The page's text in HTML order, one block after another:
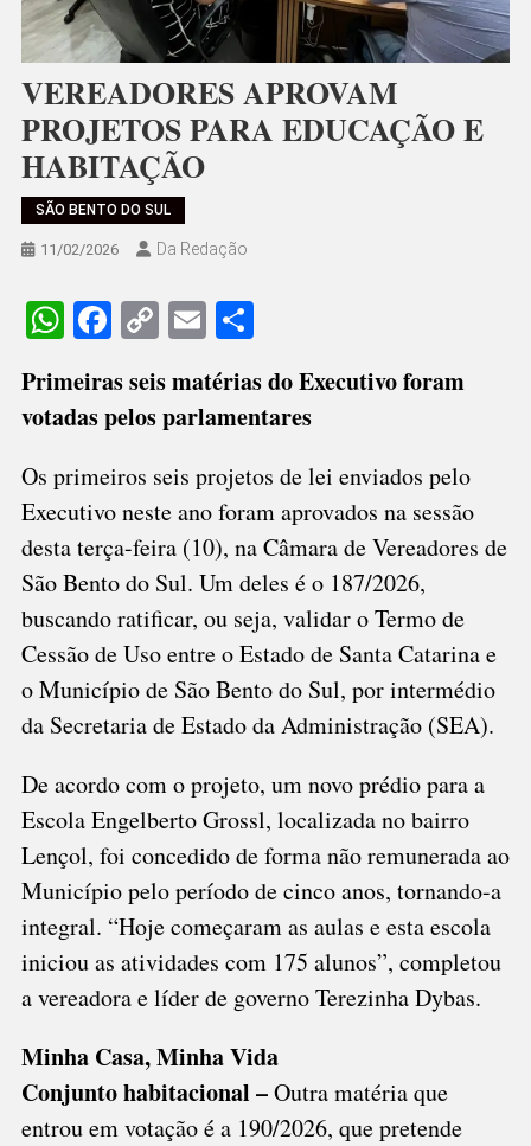
VEREADORES APROVAM
PROJETOS PARA EDUCAÇÃO E
HABITAÇÃO
SÃO BENTO DO SUL
11/02/2026 Da Redação
WhatsApp
Facebook
CopyEmailShare
Primeiras seis matérias do Executivo foram
votadas pelos parlamentares
Os primeiros seis projetos de lei enviados pelo
Executivo neste ano foram aprovados na sessão
desta terça-feira (10), na Câmara de Vereadores de
São Bento do Sul. Um deles é o 187/2026,
buscando ratificar, ou seja, validar o Termo de
Cessão de Uso entre o Estado de Santa Catarina e
o Município de São Bento do Sul, por intermédio
da Secretaria de Estado da Administração (SEA).
De acordo com o projeto, um novo prédio para a
Escola Engelberto Grossl, localizada no bairro
Lençol, foi concedido de forma não remunerada ao
Município pelo período de cinco anos, tornando-a
integral. “Hoje começaram as aulas e esta escola
iniciou as atividades com 175 alunos”, completou
a vereadora e líder de governo Terezinha Dybas.
Minha Casa, Minha Vida
Conjunto habitacional –Outra matéria que
entrou em votação é a 190/2026, que pretende